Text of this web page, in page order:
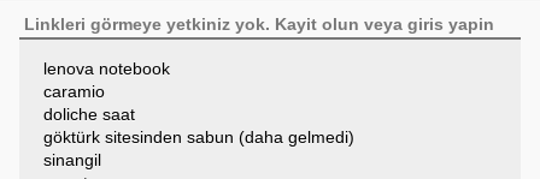
Linkleri görmeye yetkiniz yok. Kayit olun veyagiris yapin
lenova notebook
caramio
doliche saat
göktürk sitesinden sabun (daha gelmedi)
sinangil